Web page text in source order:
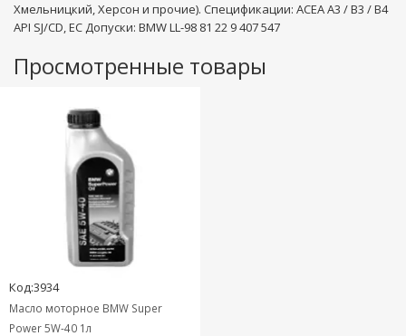
Хмельницкий, Херсон и прочие). Спецификации: ACEA A3 / B3 / B4
API SJ/CD, EC Допуски: BMW LL-98 81 22 9 407 547
Просмотренные товары
Код:3934
Масло моторное BMW Super
Power 5W-40 1л